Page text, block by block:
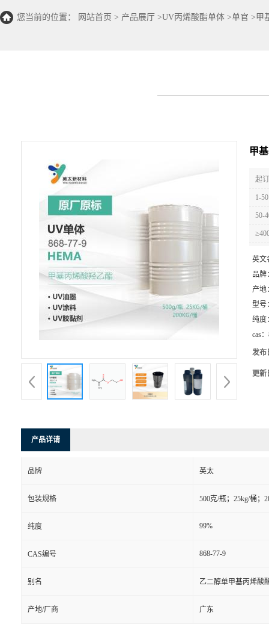
您当前的位置： 网站首页 > 产品展厅 >UV丙烯酸酯单体 >单官 >甲
甲
起
1-50
50-
英文
品牌
产地
型号
纯度
cas：
发布
更新
产品详请
品牌 英太
包装规格 500克/瓶；25kg/桶；
纯度 99%
CAS编号 868-77-9
别名 乙二醇单甲基丙烯酸
产地/厂商 广东